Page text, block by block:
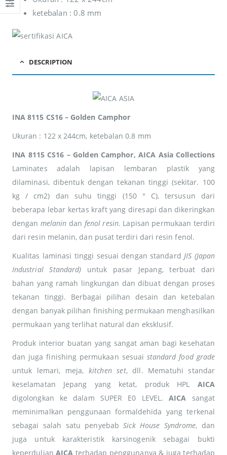
ketebalan : 0.8 mm
DESCRIPTION
INA 8115 CS16 – Golden Camphor
Ukuran : 122 x 244cm, ketebalan 0.8 mm
INA 8115 CS16 – Golden Camphor, AICA Asia Collections
Laminates adalah lapisan lembaran plastik yang
dilaminasi, dibentuk dengan tekanan tinggi (sekitar. 100
kg / cm2) dan suhu tinggi (150 ° C), tersusun dari
beberapa lebar kertas kraft yang diresapi dan dikeringkan
dengan melanin dan fenol resin. Lapisan permukaan terdiri
dari resin melanin, dan pusat terdiri dari resin fenol.
Kualitas laminasi tinggi sesuai dengan standardJIS (Japan
Industrial Standard) untuk pasar Jepang, terbuat dari
bahan yang ramah lingkungan dan dibuat dengan proses
tekanan tinggi. Berbagai pilihan desain dan ketebalan
dengan banyak pilihan finishing permukaan menghasilkan
permukaan yang terlihat natural dan eksklusif.
Produk interior buatan yang sangat aman bagi kesehatan
dan juga finishing permukaan sesuai standard food grade
untuk lemari, meja,kitchen set, dll. Mematuhi standar
keselamatan Jepang yang ketat, produk HPL AICA
digolongkan ke dalam SUPER E0 LEVEL.AICA sangat
meminimalkan penggunaan formaldehida yang terkenal
sebagai salah satu penyebabSick House Syndrome, dan
juga untuk karakteristik karsinogenik sebagai bukti
keperdulianAICA terhadap penggunanya & juga terhadap
adipiscing Cras non
placerat mi.